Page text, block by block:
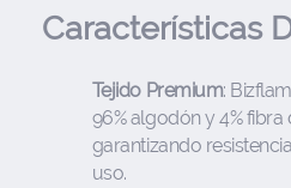
Características
Tejido Premium:
96% algodón y 4%
garantizando
uso.